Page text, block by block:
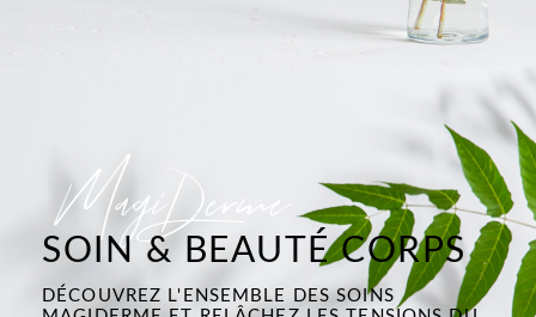
MagiDerme
SOIN & BEAUTÉ CORPS
DÉCOUVREZ L'ENSEMBLE DES SOINS